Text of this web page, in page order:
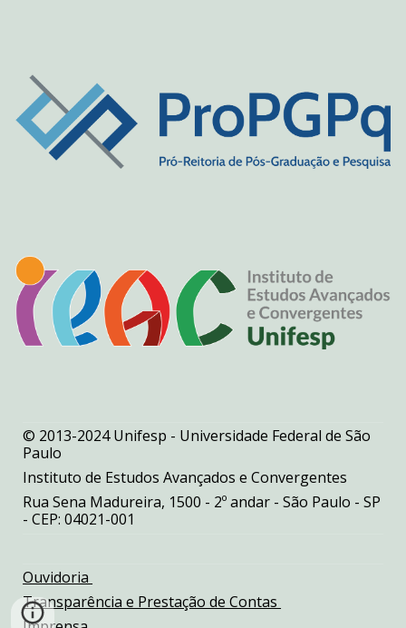
© 2013-2024 Unifesp - Universidade Federal de São
Paulo
Instituto de Estudos Avançados e Convergentes
Rua Sena Madureira, 1500 - 2º andar - São Paulo - SP
- CEP: 04021-001
Ouvidoria
Transparência e Prestação de Contas